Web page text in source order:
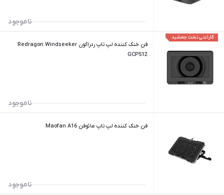
ناموجود
گارانتی تخت جمشید
فن خنک کننده لپ تاپ ردراگون Redragon Windseeker
GCP512
ناموجود
فن خنک کننده لپ تاپ مائوفن Maofan A16
ناموجود